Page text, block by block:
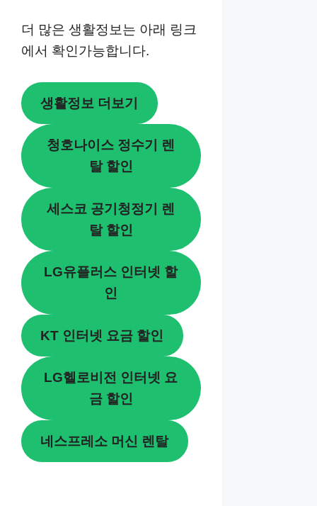
더 많은 생활정보는 아래 링크
에서 확인가능합니다.
생활정보 더보기
청호나이스 정수기 렌
탈 할인
세스코 공기청정기 렌
탈 할인
LG유플러스 인터넷 할
인
KT 인터넷 요금 할인
LG헬로비전 인터넷 요
금 할인
네스프레소 머신 렌탈